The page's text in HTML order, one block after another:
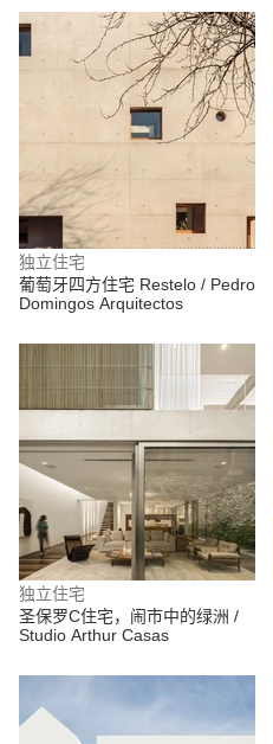
独立住宅
葡萄牙四方住宅 Restelo / Pedro
Domingos Arquitectos
独立住宅
圣保罗C住宅，闹市中的绿洲 /
Studio Arthur Casas